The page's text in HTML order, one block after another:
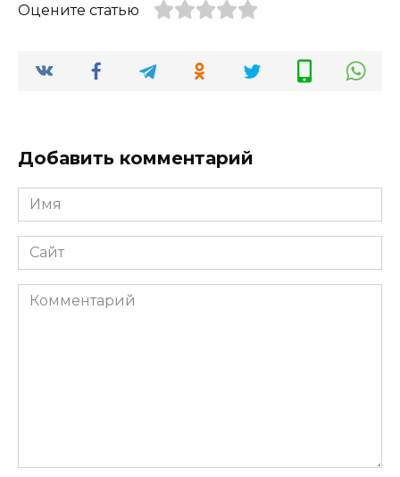
Оцените статью
Добавить комментарий
Имя
*
Сайт
Комментарий